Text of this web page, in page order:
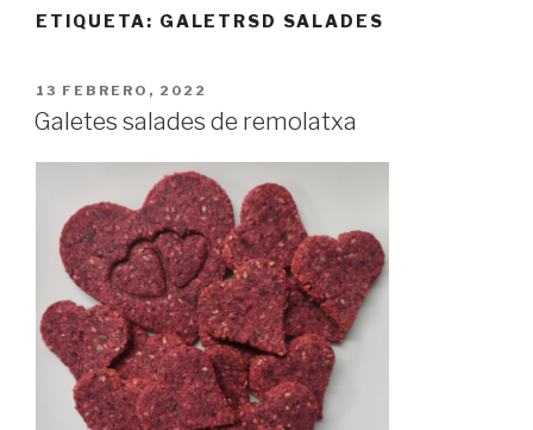
ETIQUETA: GALETRSD SALADES
PUBLICADO
EL
13 FEBRERO, 2022
Galetes salades de remolatxa